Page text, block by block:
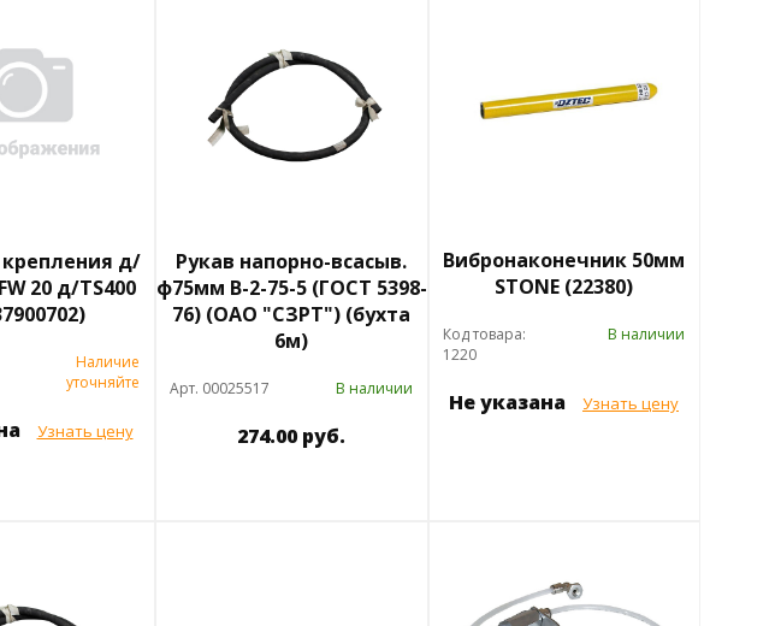
д/
20 д/TS400
Наличие
уточняйте
Узнать цену
Рукав напорно-всасыв.
ф75мм В-2-75-5 (ГОСТ 5398-
76) (ОАО "СЗРТ") (бухта
6м)
Арт. 00025517 В наличии
274.00 руб.
Вибронаконечник 50мм
STONE (22380)
Код товара:
1220
В наличии
Не указана Узнать цену